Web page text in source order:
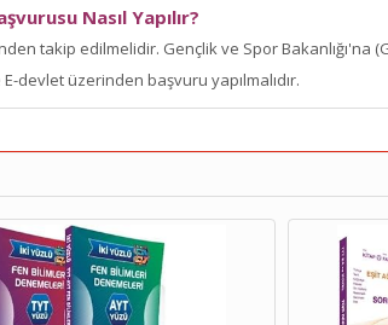
Nasıl Yapılır?
takip edilmelidir. Gençlik ve Spor Bakanlığı'na
devlet üzerinden başvuru yapılmalıdır.